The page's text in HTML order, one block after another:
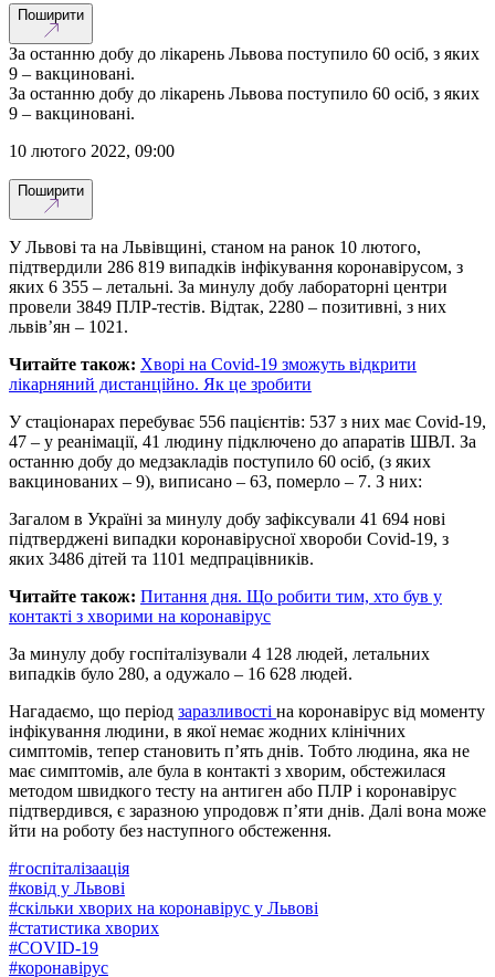
Поширити
За останню добу до лікарень Львова поступило 60 осіб, з яких
9 – вакциновані.
За останню добу до лікарень Львова поступило 60 осіб, з яких
9 – вакциновані.
10 лютого 2022, 09:00
Поширити
У Львові та на Львівщині, станом на ранок 10 лютого,
підтвердили 286 819 випадків інфікування коронавірусом, з
яких 6 355 – летальні. За минулу добу лабораторні центри
провели 3849 ПЛР-тестів. Відтак, 2280 – позитивні, з них
львів’ян – 1021.
Читайте також: Хворі на Сovid-19 зможуть відкрити
лікарняний дистанційно. Як це зробити
У стаціонарах перебуває 556 пацієнтів: 537 з них має Covid-19,
47 – у реанімації, 41 людину підключено до апаратів ШВЛ. За
останню добу до медзакладів поступило 60 осіб, (з яких
вакцинованих – 9), виписано – 63, померло – 7. З них:
Загалом в Україні за минулу добу зафіксували 41 694 нові
підтверджені випадки коронавірусної хвороби Covid-19, з
яких 3486 дітей та 1101 медпрацівників.
Читайте також: Питання дня. Що робити тим, хто був у
контакті з хворими на коронавірус
За минулу добу госпіталізували 4 128 людей, летальних
випадків було 280, а одужало – 16 628 людей.
Нагадаємо, що період заразливості на коронавірус від моменту
інфікування людини, в якої немає жодних клінічних
симптомів, тепер становить п’ять днів. Тобто людина, яка не
має симптомів, але була в контакті з хворим, обстежилася
методом швидкого тесту на антиген або ПЛР і коронавірус
підтвердився, є заразною упродовж п’яти днів. Далі вона може
йти на роботу без наступного обстеження.
#госпіталізаація
#ковід у Львові
#скільки хворих на коронавірус у Львові
#статистика хворих
#СОVID-19
#коронавірус